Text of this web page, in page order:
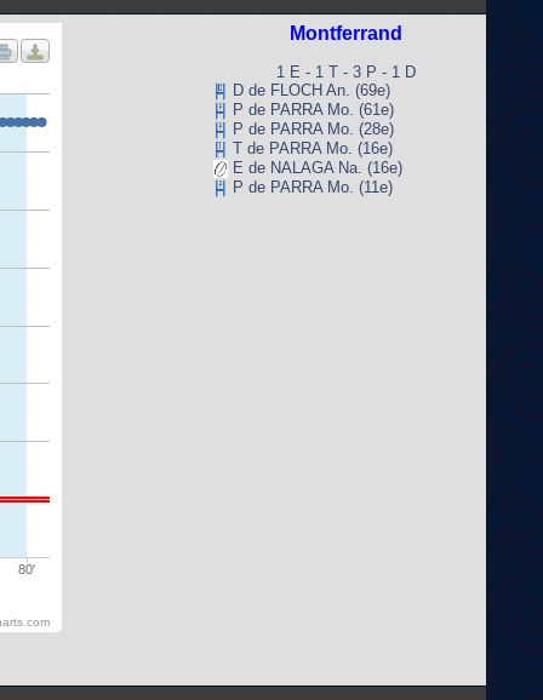
80'
Montferrand
1 E - 1 T - 3 P - 1 D
D de FLOCH An. (69e)
P de PARRA Mo. (61e)
P de PARRA Mo. (28e)
T de PARRA Mo. (16e)
E de NALAGA Na. (16e)
P de PARRA Mo. (11e)